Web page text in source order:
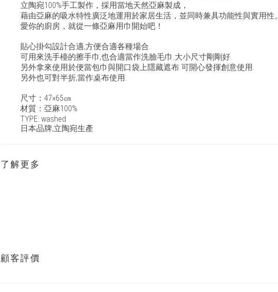
立陶宛100%手工製作，採用當地天然亞麻製成，
藉由亞麻的吸水特性廣泛地運用於家居生活，並同時兼具功能性與實用性。
愛你的廚房，就從一條亞麻用巾開始吧！
貼心掛勾設計合適,方便合適各種場合.
可用來洗手檯的擦手巾,也合適當作洗臉毛巾.大小尺寸剛剛好.
另外拿來使用於便當包巾與開口袋上隱藏遮布.可開心發揮創意使用.
另外也可對半折,當作桌布使用.
尺寸：47×65㎝
材質：亞麻100%
TYPE: washed
日本品牌,立陶宛生產
了解更多
顧客評價